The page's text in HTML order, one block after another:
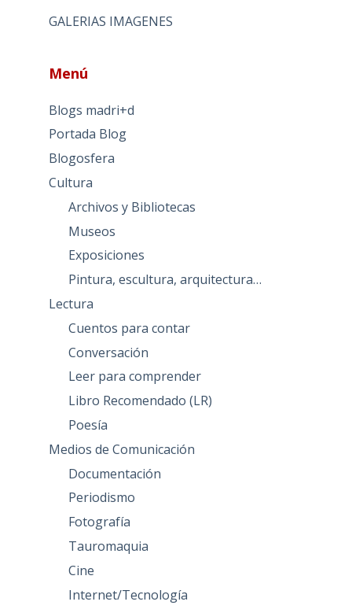
GALERIAS IMAGENES
Menú
Blogs madri+d
Portada Blog
Blogosfera
Cultura
Archivos y Bibliotecas
Museos
Exposiciones
Pintura, escultura, arquitectura…
Lectura
Cuentos para contar
Conversación
Leer para comprender
Libro Recomendado (LR)
Poesía
Medios de Comunicación
Documentación
Periodismo
Fotografía
Tauromaquia
Cine
Internet/Tecnología